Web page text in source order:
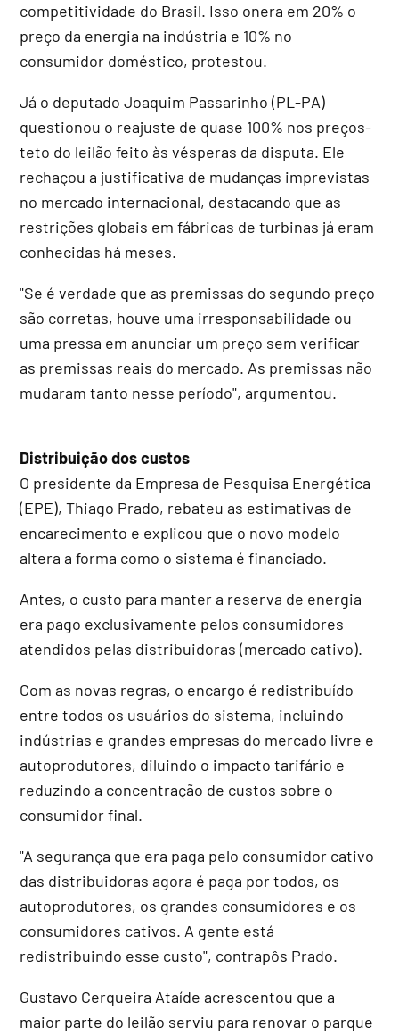
competitividade do Brasil. Isso onera em 20% o
preço da energia na indústria e 10% no
consumidor doméstico, protestou.
Já o deputado Joaquim Passarinho (PL-PA)
questionou o reajuste de quase 100% nos preços-
teto do leilão feito às vésperas da disputa. Ele
rechaçou a justificativa de mudanças imprevistas
no mercado internacional, destacando que as
restrições globais em fábricas de turbinas já eram
conhecidas há meses.
"Se é verdade que as premissas do segundo preço
são corretas, houve uma irresponsabilidade ou
uma pressa em anunciar um preço sem verificar
as premissas reais do mercado. As premissas não
mudaram tanto nesse período", argumentou.
Distribuição dos custos
O presidente da Empresa de Pesquisa Energética
(EPE), Thiago Prado, rebateu as estimativas de
encarecimento e explicou que o novo modelo
altera a forma como o sistema é financiado.
Antes, o custo para manter a reserva de energia
era pago exclusivamente pelos consumidores
atendidos pelas distribuidoras (mercado cativo).
Com as novas regras, o encargo é redistribuído
entre todos os usuários do sistema, incluindo
indústrias e grandes empresas do mercado livre e
autoprodutores, diluindo o impacto tarifário e
reduzindo a concentração de custos sobre o
consumidor final.
"A segurança que era paga pelo consumidor cativo
das distribuidoras agora é paga por todos, os
autoprodutores, os grandes consumidores e os
consumidores cativos. A gente está
redistribuindo esse custo", contrapôs Prado.
Gustavo Cerqueira Ataíde acrescentou que a
maior parte do leilão serviu para renovar o parque